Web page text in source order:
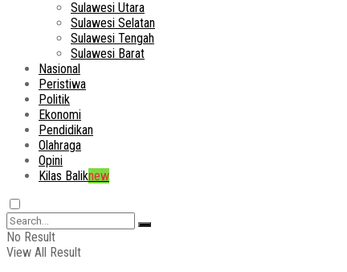
Sulawesi Utara
Sulawesi Selatan
Sulawesi Tengah
Sulawesi Barat
Nasional
Peristiwa
Politik
Ekonomi
Pendidikan
Olahraga
Opini
Kilas Baliknew
No Result
View All Result